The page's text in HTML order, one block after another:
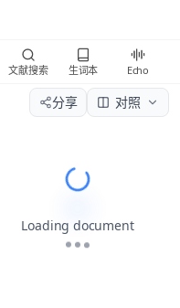
文献搜索 生词本 Echo
分享 对照
Loading document
Please wait